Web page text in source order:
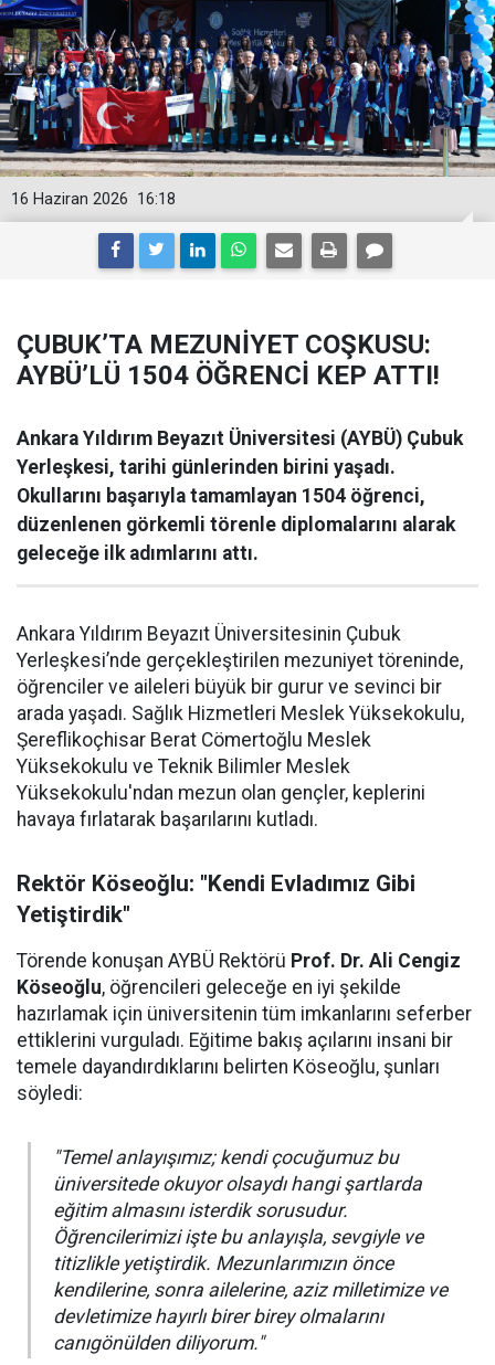
16:18
16 Haziran 2026
ÇUBUK’TA MEZUNİYET COŞKUSU:
AYBÜ’LÜ 1504 ÖĞRENCİ KEP ATTI!
Ankara Yıldırım Beyazıt Üniversitesi (AYBÜ) Çubuk
Yerleşkesi, tarihi günlerinden birini yaşadı.
Okullarını başarıyla tamamlayan 1504 öğrenci,
düzenlenen görkemli törenle diplomalarını alarak
geleceğe ilk adımlarını attı.
Ankara Yıldırım Beyazıt Üniversitesinin Çubuk
Yerleşkesi’nde gerçekleştirilen mezuniyet töreninde,
öğrenciler ve aileleri büyük bir gurur ve sevinci bir
arada yaşadı. Sağlık Hizmetleri Meslek Yüksekokulu,
Şereflikoçhisar Berat Cömertoğlu Meslek
Yüksekokulu ve Teknik Bilimler Meslek
Yüksekokulu'ndan mezun olan gençler, keplerini
havaya fırlatarak başarılarını kutladı.
Rektör Köseoğlu: "Kendi Evladımız Gibi
Yetiştirdik"
Törende konuşan AYBÜ Rektörü Prof. Dr. Ali Cengiz
Köseoğlu, öğrencileri geleceğe en iyi şekilde
hazırlamak için üniversitenin tüm imkanlarını seferber
ettiklerini vurguladı. Eğitime bakış açılarını insani bir
temele dayandırdıklarını belirten Köseoğlu, şunları
söyledi:
"Temel anlayışımız; kendi çocuğumuz bu
üniversitede okuyor olsaydı hangi şartlarda
eğitim almasını isterdik sorusudur.
Öğrencilerimizi işte bu anlayışla, sevgiyle ve
titizlikle yetiştirdik. Mezunlarımızın önce
kendilerine, sonra ailelerine, aziz milletimize ve
devletimize hayırlı birer birey olmalarını
canıgönülden diliyorum."